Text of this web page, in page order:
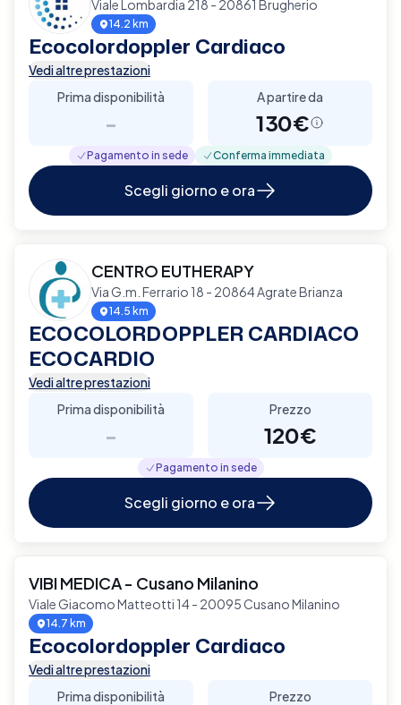
Viale Lombardia 218 - 20861 Brugherio
14.2 km
Ecocolordoppler Cardiaco
Vedi altre prestazioni
Prima disponibilità
-
A partire da
130€
Pagamento in sede Conferma immediata
Scegli giorno e ora
CENTRO EUTHERAPY
Via G.m. Ferrario 18 - 20864 Agrate Brianza
14.5 km
ECOCOLORDOPPLER CARDIACO
ECOCARDIO
Vedi altre prestazioni
Prima disponibilità
-
Prezzo
120€
Pagamento in sede
Scegli giorno e ora
VIBI MEDICA - Cusano Milanino
Viale Giacomo Matteotti 14 - 20095 Cusano Milanino
14.7 km
Ecocolordoppler Cardiaco
Vedi altre prestazioni
Prima disponibilità
Prezzo